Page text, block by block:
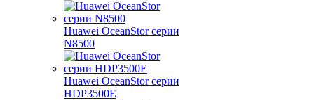
Huawei OceanStor серии
N8500
Huawei OceanStor серии
HDP3500E